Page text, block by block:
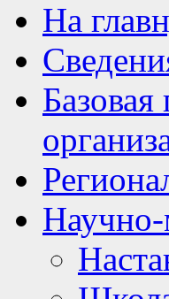
На
Базовая
Научно-